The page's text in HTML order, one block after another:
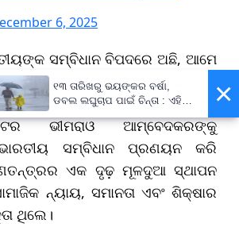
6, 2025
ସମ୍ବିଧାନ ବିପଦରେ ଅଛି, ଆମେ
ଦେଶରେ ଆମ୍ବେଦକରଙ୍କୁ
ତାଙ୍କ ଶ୍ରାଦ୍ଧ ବାର୍ଷିକୀରେ ସାରା
ଭୀମରାଓ ଆମ୍ବେଦକରଙ୍କୁ
ସମ୍ବିଧାନ ପ୍ରଣୟନ କରି
ଏକ ଦୃଢ଼ ମୂଳଦୁଆ ସ୍ଥାପନ
ନ୍ୟାୟ, ସମାନତା ଏବଂ ଶିକ୍ଷାର
ଥିଲେ।
×
୧୩ ତାରିଖରୁ ଭୟଙ୍କର ବର୍ଷା,
ଡବଲ ଲଘୁଚାପ ପାଇଁ ଚିନ୍ତା : ଏହି